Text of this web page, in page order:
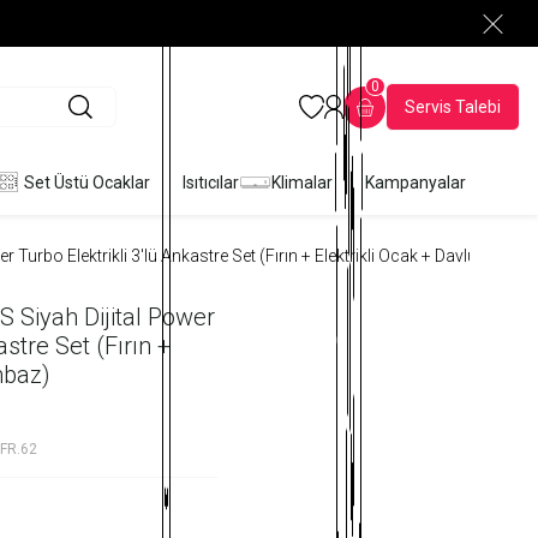
0
Servis Talebi
Set Üstü Ocaklar Isıtıcılar Klimalar Kampanyalar
Elektrikli 3'lü Ankastre Set (Fırın + Elektrikli Ocak + Davlumbaz)
Siyah Dijital Power
Set (Fırın +